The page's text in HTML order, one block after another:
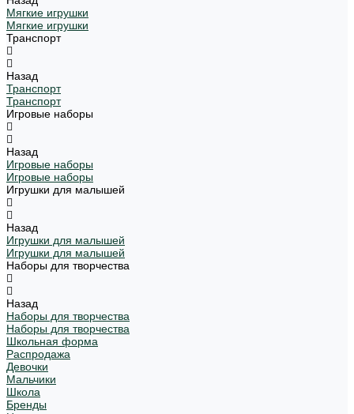
Мягкие игрушки
Мягкие игрушки
Транспорт
Назад
Транспорт
Транспорт
Игровые наборы
Назад
Игровые наборы
Игровые наборы
Игрушки для малышей
Назад
Игрушки для малышей
Игрушки для малышей
Наборы для творчества
Назад
Наборы для творчества
Наборы для творчества
Школьная форма
Распродажа
Девочки
Мальчики
Школа
Бренды